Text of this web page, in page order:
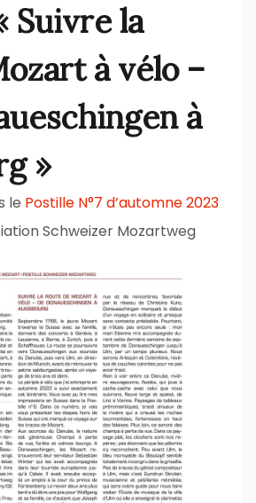
Suivre la
à vélo –
à
»
le Postille N°7 d’automne 2023
Schweizer Mozartweg